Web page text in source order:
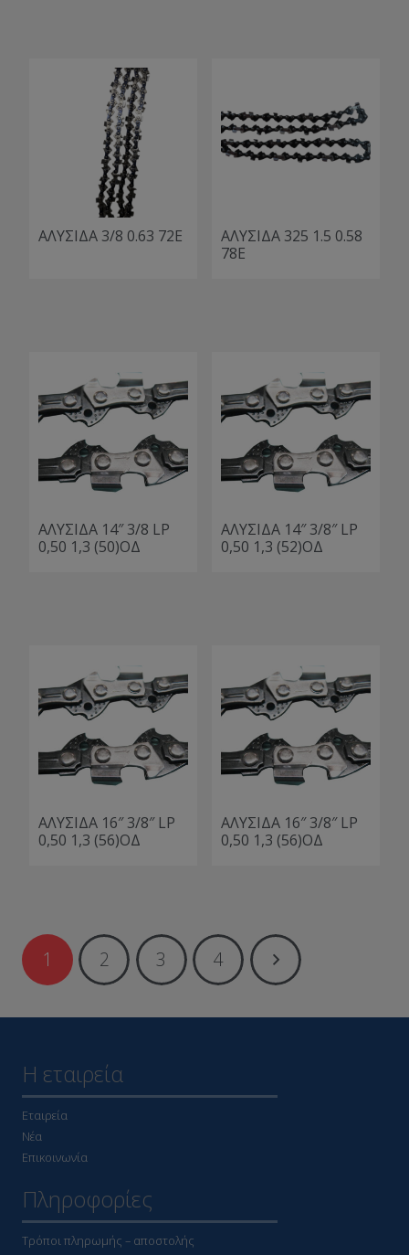
ΑΛΥΣΙΔΑ 3/8 0.63 72Ε
ΑΛΥΣΙΔΑ 325 1.5 0.58
78Ε
ΑΛΥΣΙΔΑ 14″ 3/8 LP
0,50 1,3 (50)ΟΔ
ΑΛΥΣΙΔΑ 14″ 3/8″ LP
0,50 1,3 (52)ΟΔ
ΑΛΥΣΙΔΑ 16″ 3/8″ LP
0,50 1,3 (56)ΟΔ
ΑΛΥΣΙΔΑ 16″ 3/8″ LP
0,50 1,3 (56)ΟΔ
1 2 3 4
Η εταιρεία
Εταιρεία
Νέα
Επικοινωνία
Πληροφορίες
Τρόποι πληρωμής – αποστολής